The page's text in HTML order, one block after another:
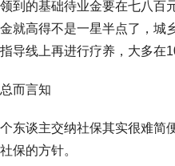
领到的基础待业金要在七八百
金就高得不是一星半点了，城
指导线上再进行疗养，大多在
总而言知
个东谈主交纳社保其实很难简
社保的方针。